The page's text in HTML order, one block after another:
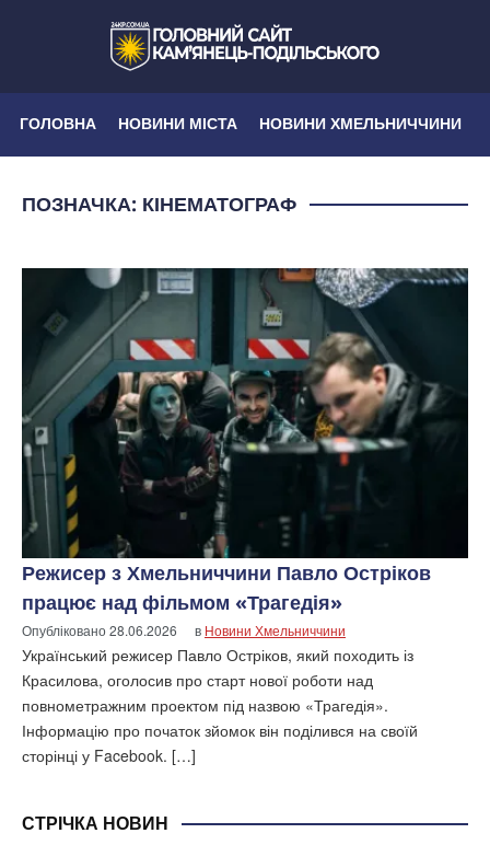
ГОЛОВНА НОВИНИ МІСТА НОВИНИ ХМЕЛЬНИЧЧИНИ
ПОЗНАЧКА: КІНЕМАТОГРАФ
Режисер з Хмельниччини Павло Остріков
працює над фільмом «Трагедія»
Опубліковано28.06.2026 в Новини Хмельниччини
Український режисер Павло Остріков, який походить із
Красилова, оголосив про старт нової роботи над
повнометражним проектом під назвою «Трагедія».
Інформацію про початок зйомок він поділився на своїй
сторінці у Facebook. […]
СТРІЧКА НОВИН